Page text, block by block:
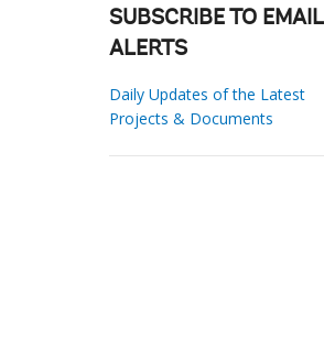
SUBSCRIBE TO EMAIL
ALERTS
Daily Updates of the Latest
Projects & Documents